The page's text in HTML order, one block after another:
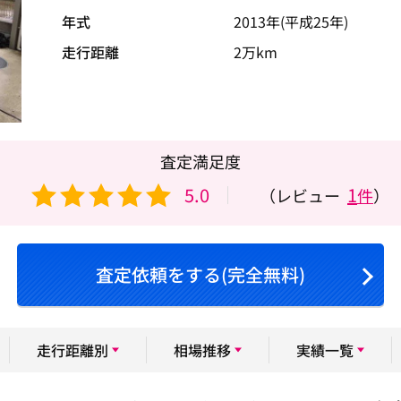
年式
2013年(平成25年)
走行距離
2万km
査定満足度
5.0 （レビュー 1件）
査定依頼をする(完全無料)
走行距離別 相場推移 実績一覧